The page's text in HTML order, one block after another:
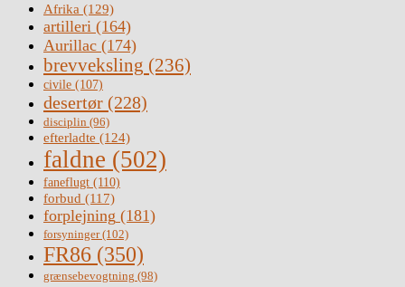
Afrika (129)
artilleri (164)
Aurillac (174)
brevveksling (236)
civile (107)
desertør (228)
disciplin (96)
efterladte (124)
faldne (502)
faneflugt (110)
forbud (117)
forplejning (181)
forsyninger(102)
FR86 (350)
grænsebevogtning (98)